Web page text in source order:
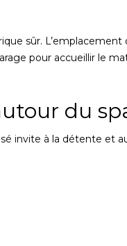
sûr. L’emplacement
pour accueillir le
du
invite à la détente et